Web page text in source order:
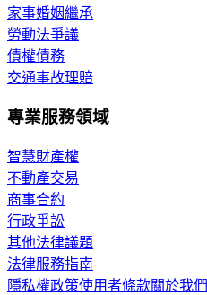
家事婚姻繼承
勞動法爭議
債權債務
交通事故理賠
專業服務領域
智慧財產權
不動產交易
商事合約
行政爭訟
其他法律議題
法律服務指南
隱私權政策使用者條款關於我們